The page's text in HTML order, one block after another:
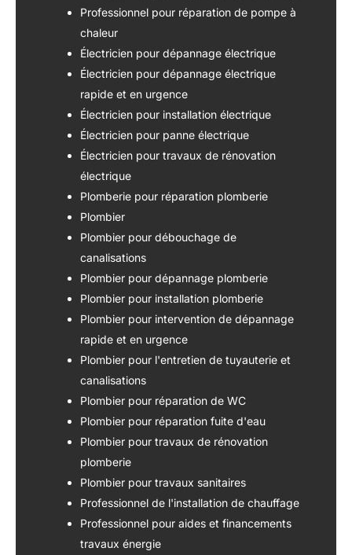
Professionnel pour réparation de pompe à
chaleur
Électricien pour dépannage électrique
Électricien pour dépannage électrique
rapide et en urgence
Électricien pour installation électrique
Électricien pour panne électrique
Électricien pour travaux de rénovation
électrique
Plomberie pour réparation plomberie
Plombier
Plombier pour débouchage de
canalisations
Plombier pour dépannage plomberie
Plombier pour installation plomberie
Plombier pour intervention de dépannage
rapide et en urgence
Plombier pour l'entretien de tuyauterie et
canalisations
Plombier pour réparation de WC
Plombier pour réparation fuite d'eau
Plombier pour travaux de rénovation
plomberie
Plombier pour travaux sanitaires
Professionnel de l'installation de chauffage
Professionnel pour aides et financements
travaux énergie